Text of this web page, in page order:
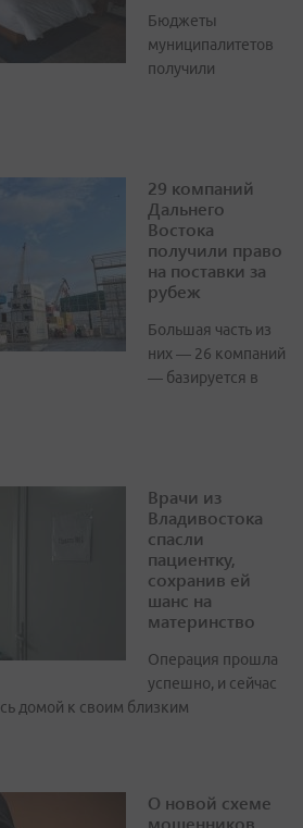
Бюджеты
муниципалитетов
получили
29 компаний
Дальнего
Востока
получили право
на поставки за
рубеж
Большая часть из
них — 26 компаний
— базируется в
Врачи из
Владивостока
спасли
пациентку,
сохранив ей
шанс на
материнство
Операция прошла
успешно, и сейчас
домой к своим близким
О новой схеме